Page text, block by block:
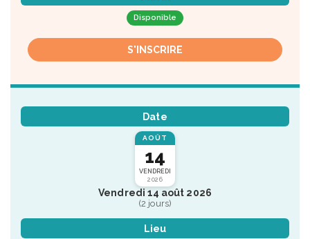
Disponible
S'INSCRIRE
Date
AOÛT
14
VENDREDI
2026
Vendredi 14 août 2026
(2 jours)
Lieu